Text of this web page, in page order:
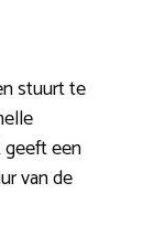
stuurt te
een
van de